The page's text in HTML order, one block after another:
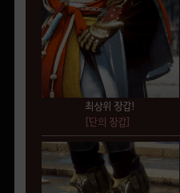
최상위 장갑!
[단의 장갑]